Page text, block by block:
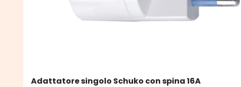
Adattatore singolo Schuko con spina 16A